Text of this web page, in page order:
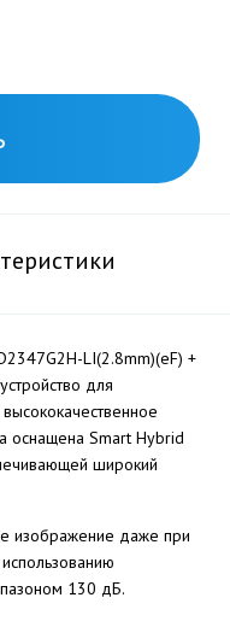
LI(2.8mm)(eF) +
для
оснащена Smart Hybrid
широкий
изображение даже при
130 дБ.